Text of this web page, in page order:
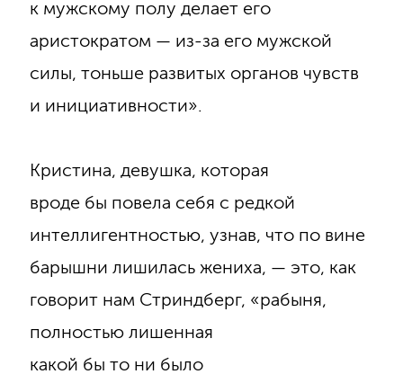
к мужскому полу делает его
аристократом — из-за его мужской
силы, тоньше развитых органов чувств
и инициативности».
Кристина, девушка, которая
вроде бы повела себя с редкой
интеллигентностью, узнав, что по вине
барышни лишилась жениха, — это, как
говорит нам Стриндберг, «рабыня,
полностью лишенная
какой бы то ни было